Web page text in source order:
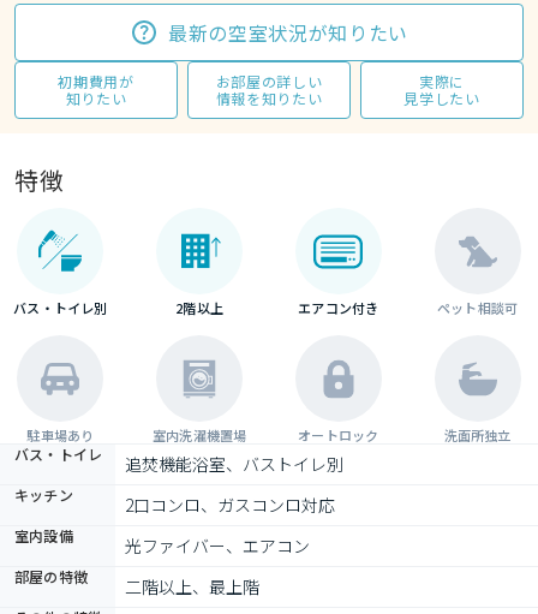
最新の空室状況が知りたい
初期費用が
知りたい
お部屋の詳しい
情報を知りたい
実際に
見学したい
特徴
バス・トイレ別 2階以上 エアコン付き ペット相談可
駐車場あり 室内洗濯機置場 オートロック 洗面所独立
バス・トイレ 追焚機能浴室、バストイレ別
キッチン 2口コンロ、ガスコンロ対応
室内設備 光ファイバー、エアコン
部屋の特徴 二階以上、最上階